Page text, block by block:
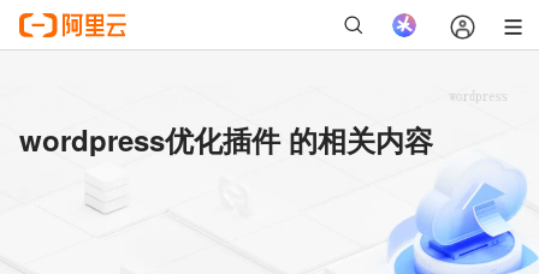
wordpress优化插件 的相关内容